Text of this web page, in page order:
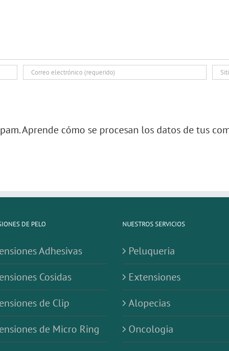
Aprende cómo se procesan los datos de tus
DE PELO
Adhesivas
Cosidas
de Clip
de Micro Ring
NUESTROS SERVICIOS
Peluqueria
Extensiones
Alopecias
Oncologia